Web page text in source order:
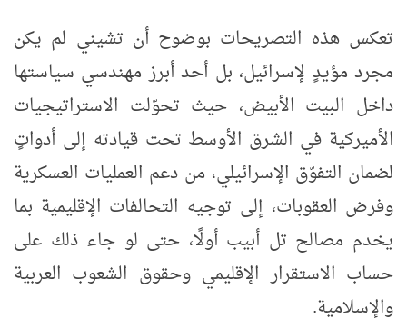
تعكس هذه التصريحات بوضوح أن تشيني لم يكن
مجرد مؤيدٍ لإسرائيل، بل أحد أبرز مهندسي سياستها
داخل البيت الأبيض، حيث تحوّلت الاستراتيجيات
الأميركية في الشرق الأوسط تحت قيادته إلى أدواتٍ
لضمان التفوّق الإسرائيلي، من دعم العمليات العسكرية
وفرض العقوبات، إلى توجيه التحالفات الإقليمية بما
يخدم مصالح تل أبيب أولًا، حتى لو جاء ذلك على
حساب الاستقرار الإقليمي وحقوق الشعوب العربية
والإسلامية.